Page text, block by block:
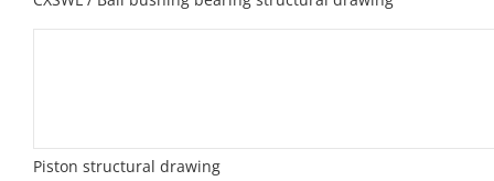
Piston structural drawing